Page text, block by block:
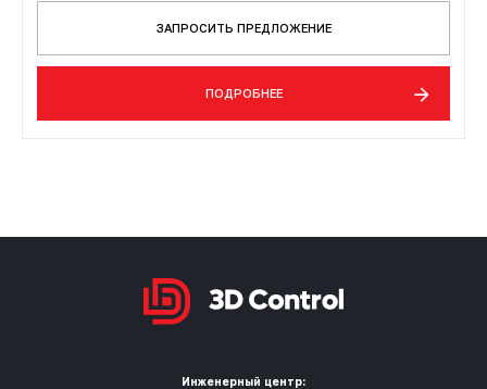
ЗАПРОСИТЬ ПРЕДЛОЖЕНИЕ
ПОДРОБНЕЕ
Инженерный центр: